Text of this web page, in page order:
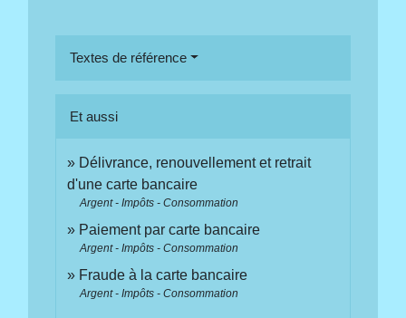
Textes de référence
Et aussi
Délivrance, renouvellement et retrait
d'une carte bancaire
Argent - Impôts - Consommation
Paiement par carte bancaire
Argent - Impôts - Consommation
Fraude à la carte bancaire
Argent - Impôts - Consommation